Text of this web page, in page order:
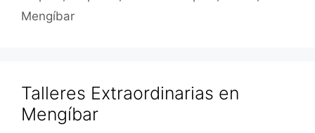
Mengíbar
Talleres Extraordinarias en
Mengíbar